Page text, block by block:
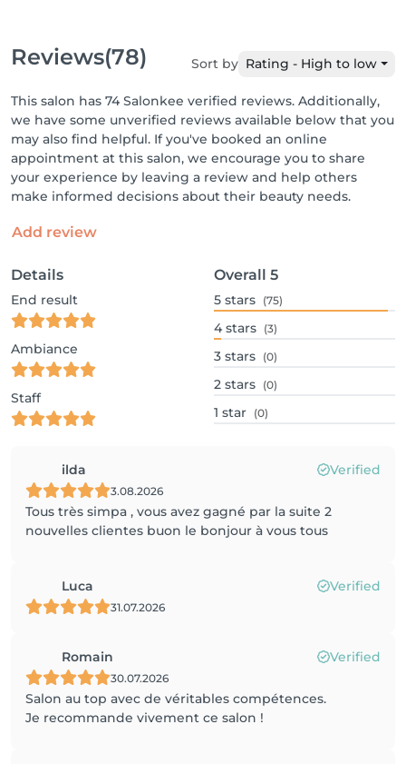
Reviews(78) Sort by Rating - High to low
This salon has 74 Salonkee verified reviews. Additionally,
we have some unverified reviews available below that you
may also find helpful. If you've booked an online
appointment at this salon, we encourage you to share
your experience by leaving a review and help others
make informed decisions about their beauty needs.
Add review
Details
End result
Ambiance
Staff
Overall 5
5 stars (75)
4 stars (3)
3 stars (0)
2 stars (0)
1 star (0)
ilda Verified
3.08.2026
Tous très simpa , vous avez gagné par la suite 2
nouvelles clientes buon le bonjour à vous tous
Luca Verified
31.07.2026
Romain Verified
30.07.2026
Salon au top avec de véritables compétences.
Je recommande vivement ce salon !